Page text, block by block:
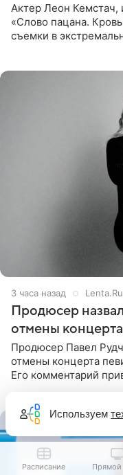
Актер Леон Кемстач,
«Слово пацана.
съемки в
3 часа назад Lenta.Ru
Продюсер
отмены
Продюсер Павел
отмены концерта
Его комментарий
могли
Расписание Прямой
Используем